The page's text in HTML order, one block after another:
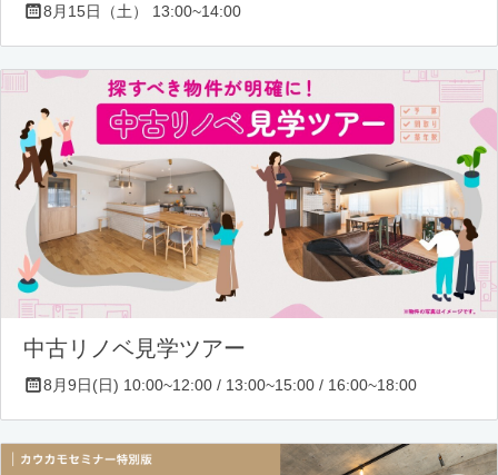
8月15日（土） 13:00~14:00
中古リノベ見学ツアー
8月9日(日) 10:00~12:00 / 13:00~15:00 / 16:00~18:00